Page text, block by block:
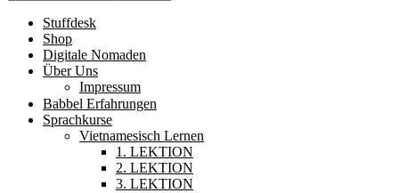
Stuffdesk
Shop
Digitale Nomaden
Über Uns
Impressum
Babbel Erfahrungen
Sprachkurse
Vietnamesisch Lernen
1. LEKTION
2. LEKTION
3. LEKTION